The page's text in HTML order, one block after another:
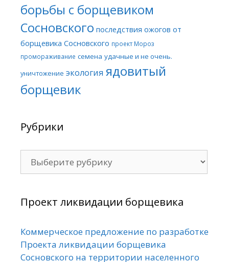
борьбы с борщевиком
Сосновского последствия ожогов от
борщевика Сосновского проект Мороз
промораживание семена удачные и не очень.
уничтожение экология ядовитый
борщевик
Рубрики
Рубрики
Проект ликвидации борщевика
Коммерческое предложение по разработке
Проекта ликвидации борщевика
Сосновского на территории населенного